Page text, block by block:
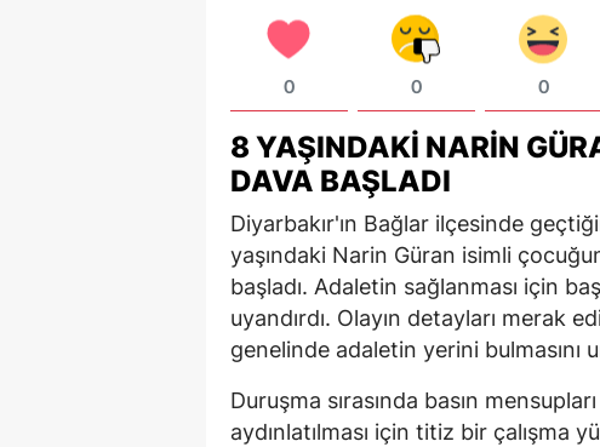
0 0 0
8 YAŞINDAKI NARIN
DAVA BAŞLADI
Diyarbakır'ın Bağlar ilçesinde
yaşındaki Narin Güran isimli
başladı. Adaletin sağlanması için
uyandırdı. Olayın detayları merak
genelinde adaletin yerini bulmasını
Duruşma sırasında basın
aydınlatılması için titiz bir çalışma